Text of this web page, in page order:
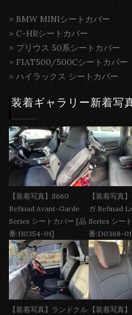
> BMW MINIシートカバー
> C-HRシートカバー
> プリウス 50系シートカバー
> FIAT500/500Cシートカバー
> ハイラックス シートカバー
装着ギャラリー新着写
【装着写真】S660
Refinad Avant-Garde
Series シートカバー [品
番:H0354-01]
【装着写真
ガ Refinad
Series シー
番:D0368-
【装着写真】ランドクル
【装着写真